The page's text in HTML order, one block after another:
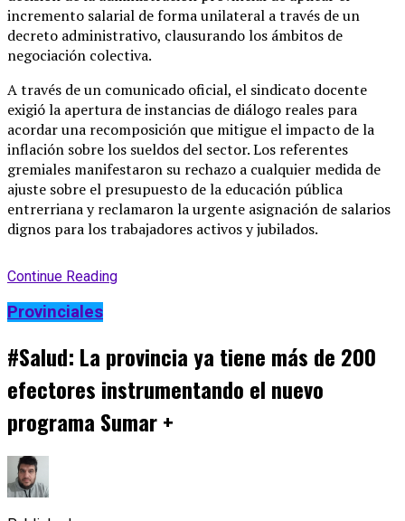
incremento salarial de forma unilateral a través de un
decreto administrativo, clausurando los ámbitos de
negociación colectiva.
A través de un comunicado oficial, el sindicato docente
exigió la apertura de instancias de diálogo reales para
acordar una recomposición que mitigue el impacto de la
inflación sobre los sueldos del sector. Los referentes
gremiales manifestaron su rechazo a cualquier medida de
ajuste sobre el presupuesto de la educación pública
entrerriana y reclamaron la urgente asignación de salarios
dignos para los trabajadores activos y jubilados.
Continue Reading
Provinciales
#Salud: La provincia ya tiene más de 200
efectores instrumentando el nuevo
programa Sumar +